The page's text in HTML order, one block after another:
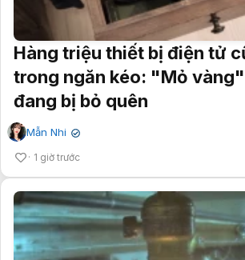
Hàng triệu thiết bị điện tử
trong ngăn kéo: "Mỏ
đang bị bỏ quên
Mẫn Nhi ✔
1 giờ trước